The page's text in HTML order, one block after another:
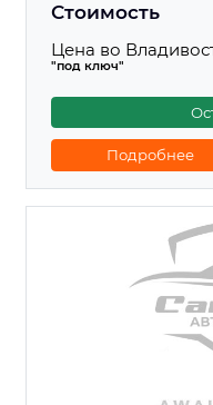
Стоимость
Цена во
"под ключ"
Подробнее